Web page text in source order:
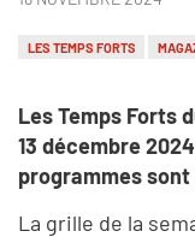
LES TEMPS FORTS
Les Temps Forts
13 décembre
programmes
La grille de la